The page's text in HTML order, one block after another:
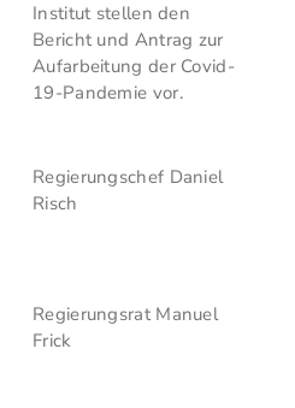
Institut stellen den
Bericht und Antrag zur
Aufarbeitung der Covid-
19-Pandemie vor.
Regierungschef Daniel
Risch
Regierungsrat Manuel
Frick